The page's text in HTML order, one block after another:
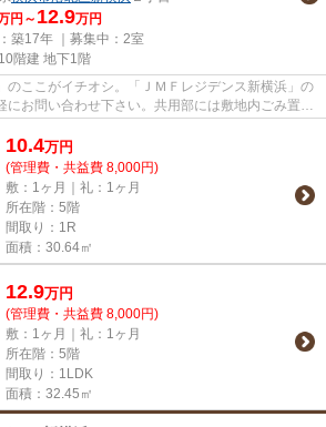
円～ 12.9万円
築17年 ｜募集中： 2室
階建 地下1階
のここがイチオシ。「ＪＭＦレジデンス新横浜」の
にお問い合わせ下さい。共用部には敷地内ごみ置き
10.4万円
(管理費・共益費 8,000円)
敷：1ヶ月｜礼：1ヶ月
所在階：5階
間取り：1R
面積：30.64㎡
12.9万円
(管理費・共益費 8,000円)
敷：1ヶ月｜礼：1ヶ月
所在階：5階
間取り：1LDK
面積：32.45㎡